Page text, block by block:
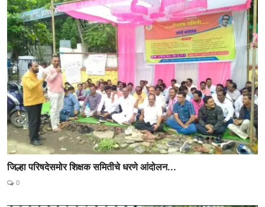
जिल्हा परिषदेसमोर शिक्षक समितीचे धरणे आंदोलन...
0